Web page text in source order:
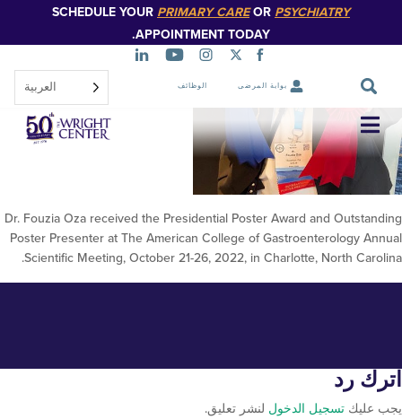
الرئيسي
SCHEDULE YOURPRIMARY CAREOR
APPOINTMENT TODAY.
بوابة المرضى الوظائف العربية‏
تخطي
التنقل
Dr. Fouzia Oza received the Presidential Poster Award and
Poster Presenter at The American College of
Scientific Meeting, October 21-26, 2022, in Charlotte,
تسجيل الدخوللنشر تعليق.